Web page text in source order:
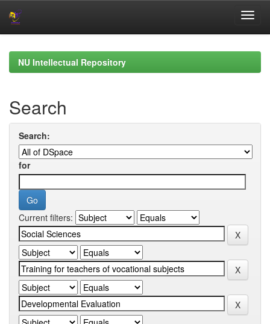
navigationNU Intellectual Repository
Search
Search:
for
Current filters: